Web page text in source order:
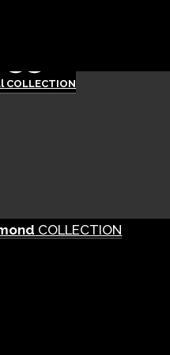
COLLECTION
COLLECTION